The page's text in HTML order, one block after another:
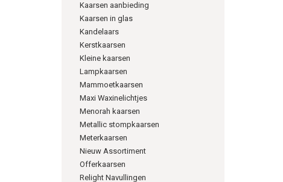
Kaarsen aanbieding
Kaarsen in glas
Kandelaars
Kerstkaarsen
Kleine kaarsen
Lampkaarsen
Mammoetkaarsen
Maxi Waxinelichtjes
Menorah kaarsen
Metallic stompkaarsen
Meterkaarsen
Nieuw Assortiment
Offerkaarsen
Relight Navullingen